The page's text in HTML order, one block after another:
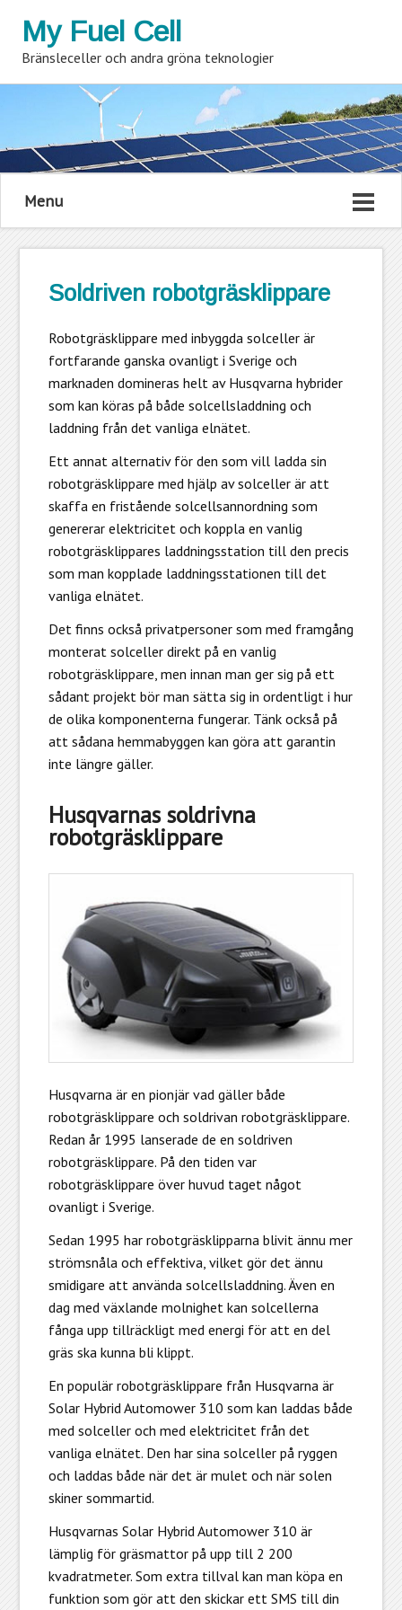
My Fuel Cell
Bränsleceller och andra gröna teknologier
Menu
Soldriven robotgräsklippare
Robotgräsklippare med inbyggda solceller är
fortfarande ganska ovanligt i Sverige och
marknaden domineras helt av Husqvarna hybrider
som kan köras på både solcellsladdning och
laddning från det vanliga elnätet.
Ett annat alternativ för den som vill ladda sin
robotgräsklippare med hjälp av solceller är att
skaffa en fristående solcellsannordning som
genererar elektricitet och koppla en vanlig
robotgräsklippares laddningsstation till den precis
som man kopplade laddningsstationen till det
vanliga elnätet.
Det finns också privatpersoner som med framgång
monterat solceller direkt på en vanlig
robotgräsklippare, men innan man ger sig på ett
sådant projekt bör man sätta sig in ordentligt i hur
de olika komponenterna fungerar. Tänk också på
att sådana hemmabyggen kan göra att garantin
inte längre gäller.
Husqvarnas soldrivna
robotgräsklippare
Husqvarna är en pionjär vad gäller både
robotgräsklippare och soldrivan robotgräsklippare.
Redan år 1995 lanserade de en soldriven
robotgräsklippare. På den tiden var
robotgräsklippare över huvud taget något
ovanligt i Sverige.
Sedan 1995 har robotgräsklipparna blivit ännu mer
strömsnåla och effektiva, vilket gör det ännu
smidigare att använda solcellsladdning. Även en
dag med växlande molnighet kan solcellerna
fånga upp tillräckligt med energi för att en del
gräs ska kunna bli klippt.
En populär robotgräsklippare från Husqvarna är
Solar Hybrid Automower 310 som kan laddas både
med solceller och med elektricitet från det
vanliga elnätet. Den har sina solceller på ryggen
och laddas både när det är mulet och när solen
skiner sommartid.
Husqvarnas Solar Hybrid Automower 310 är
lämplig för gräsmattor på upp till 2 200
kvadratmeter. Som extra tillval kan man köpa en
funktion som gör att den skickar ett SMS till din